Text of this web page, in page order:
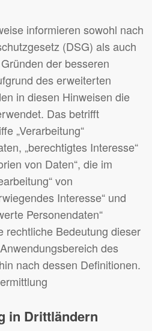
informieren sowohl nach
(DSG) als auch
der besseren
des erweiterten
in diesen Hinweisen die
Das betrifft
„Verarbeitung“
„berechtigtes Interesse“
von Daten“, die im
von
Interesse“ und
Personendaten“
rechtliche Bedeutung dieser
des
nach dessen Definitionen.
in Drittländern